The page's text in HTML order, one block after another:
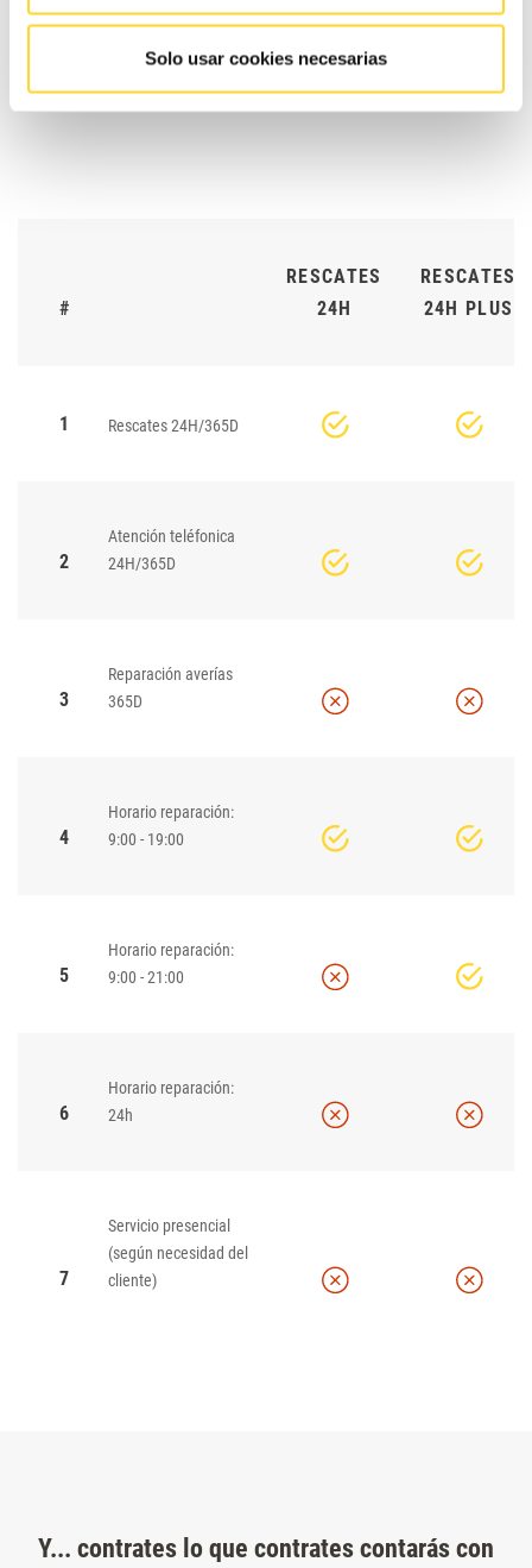
Solo usar cookies necesarias
Selecciona tu
cobertura en piezas
0% 30%
#
RESCATES
24H
RESCATES
24H PLUS
1 Rescates 24H/365D
2
Atención teléfonica
24H/365D
3
Reparación averías
365D
4
Horario reparación:
9:00 - 19:00
5
Horario reparación:
9:00 - 21:00
6
Horario reparación:
24h
7
Servicio presencial
(según necesidad del
cliente)
Y... contrates lo que contrates contarás con